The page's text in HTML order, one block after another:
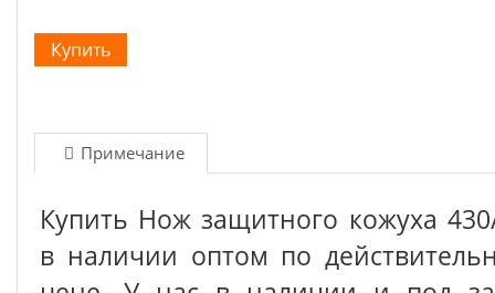
Примечание
Купить Нож защитного кожуха
в наличии оптом по